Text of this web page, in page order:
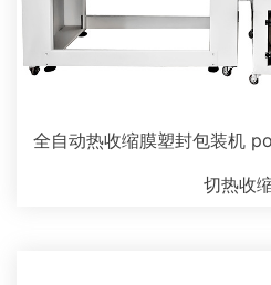
全自动热收缩膜塑封包装机
切热收